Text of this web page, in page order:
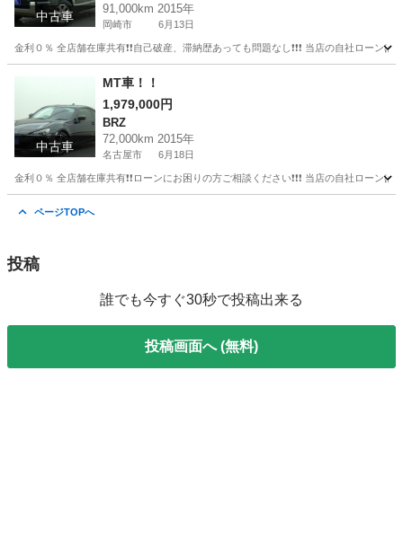
中古車
91,000km 2015年
岡崎市 6月13日
金利０％ 全店舗在庫共有❗️❗️自己破産、滞納歴あっても問題なし❗️❗️❗️ 当店の自社ロ
デリカ
中古車
MT車！！
1,979,000円
BRZ
72,000km 2015年
名古屋市 6月18日
金利０％ 全店舗在庫共有❗️❗️ローンにお困りの方ご相談ください❗️❗️❗️ 当店の自社ロ
ページTOPへ
投稿
誰でも今すぐ30秒で投稿出来る
投稿画面へ (無料)